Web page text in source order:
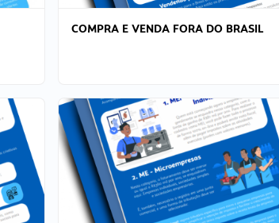
COMPRA E VENDA FORA DO BRASIL